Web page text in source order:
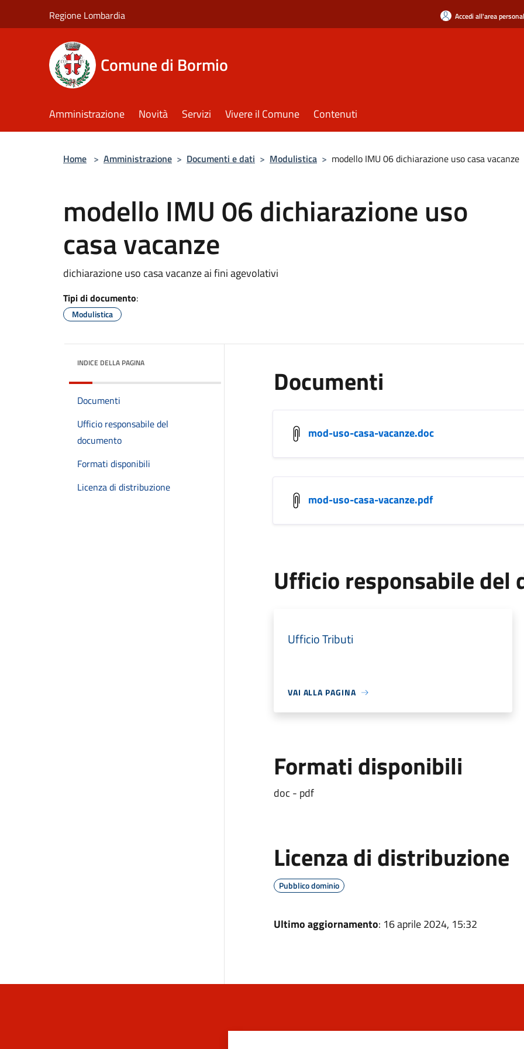
Regione Lombardia Accedi all'area
Comune di Bormio
Amministrazione Novità Servizi Vivere il Comune Contenuti
Home > Amministrazione > Documenti e dati > Modulistica > modello IMU 06 dichiarazione uso casa vacanze
modello IMU 06 dichiarazione uso
casa vacanze
dichiarazione uso casa vacanze ai fini agevolativi
Tipi di documento:
Modulistica
INDICE DELLA PAGINA
Documenti
Ufficio responsabile del
documento
Formati disponibili
Licenza di distribuzione
Documenti
mod-uso-casa-vacanze.doc
mod-uso-casa-vacanze.pdf
Ufficio responsabile del
Ufficio Tributi
VAI ALLA PAGINA
Formati disponibili
doc - pdf
Licenza di distribuzione
Pubblico dominio
Ultimo aggiornamento: 16 aprile 2024, 15:32